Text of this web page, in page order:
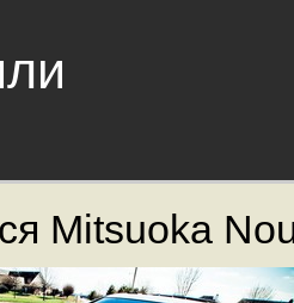
Mitsuoka